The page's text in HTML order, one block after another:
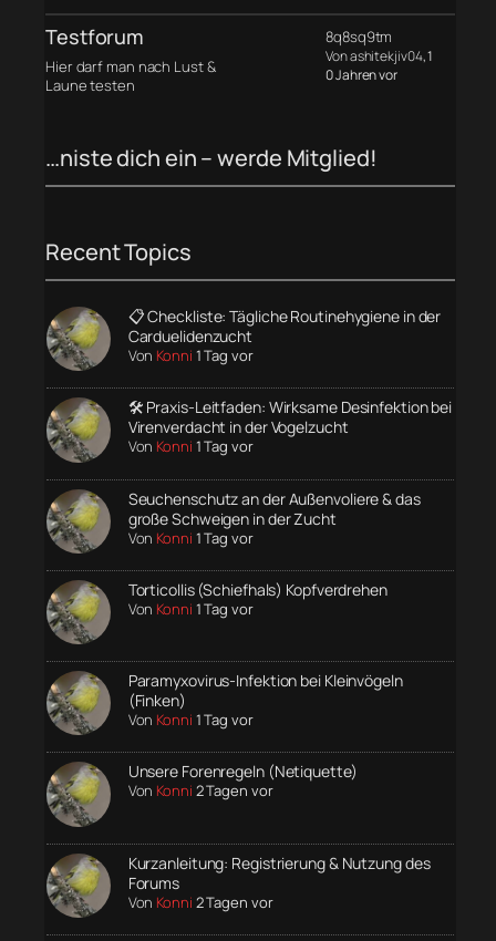
Testforum
Hier darf man nach Lust &
Laune testen
8q8sq9tm
Von ashitekjiv04, 1
0 Jahren vor
…niste dich ein – werde Mitglied!
Recent Topics
📋 Checkliste: Tägliche Routinehygiene in der
Carduelidenzucht
Von Konni 1 Tag vor
🛠️ Praxis-Leitfaden: Wirksame Desinfektion bei
Virenverdacht in der Vogelzucht
Von Konni 1 Tag vor
Seuchenschutz an der Außenvoliere & das
große Schweigen in der Zucht
Von Konni 1 Tag vor
Torticollis (Schiefhals) Kopfverdrehen
Von Konni 1 Tag vor
Paramyxovirus-Infektion bei Kleinvögeln
(Finken)
Von Konni 1 Tag vor
Unsere Forenregeln (Netiquette)
Von Konni 2 Tagen vor
Kurzanleitung: Registrierung & Nutzung des
Forums
Von Konni 2 Tagen vor